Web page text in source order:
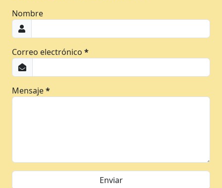
Nombre
Correo electrónico *
Mensaje*